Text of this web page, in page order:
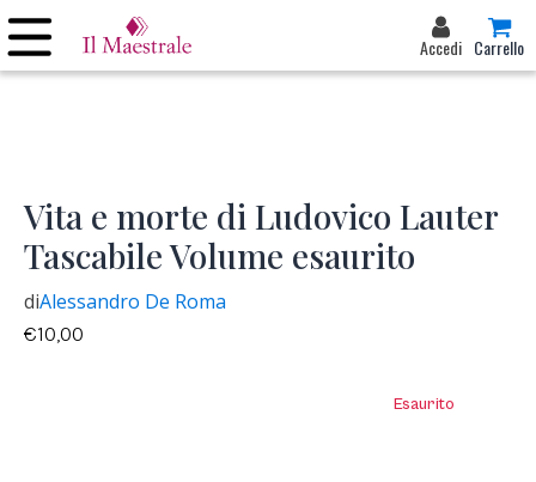
Accedi Carrello
Vita e morte di Ludovico Lauter
Tascabile Volume esaurito
diAlessandro De Roma
€10,00
Esaurito